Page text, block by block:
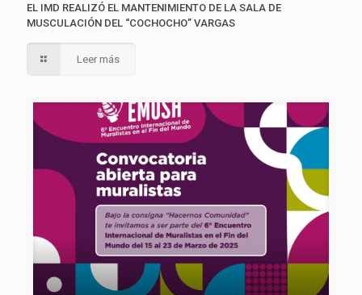
EL IMD REALIZÓ EL MANTENIMIENTO DE LA SALA DE
MUSCULACIÓN DEL “COCHOCHO” VARGAS
Leer más